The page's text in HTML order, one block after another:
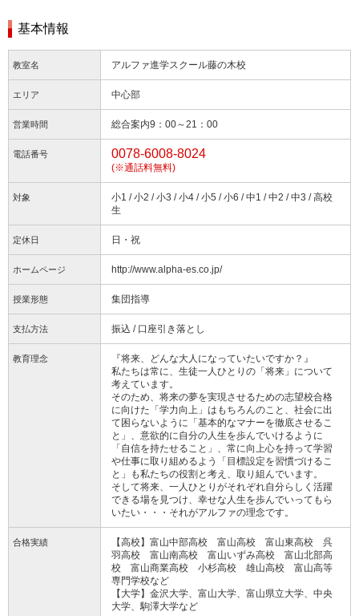
基本情報
教室名 アルファ進学スクール藤の木校
エリア 中心部
営業時間 総合案内9：00～21：00
電話番号 0078-6008-8024
(※通話料無料)
対象
小1 / 小2 / 小3 / 小4 / 小5 / 小6 / 中1 / 中2 / 中3 / 高校
生
定休日 日・祝
ホームページ http://www.alpha-es.co.jp/
授業形態 集団指導
支払方法 振込 / 口座引き落とし
教育理念
『将来、どんな大人になっていたいですか？』
私たちは常に、生徒一人ひとりの「将来」について
考えています。
そのため、将来の夢を実現させるための志望校合格
に向けた「学力向上」はもちろんのこと、社会に出
て困らないように「基本的なマナーを徹底させるこ
と」、意欲的に自分の人生を歩んでいけるように
「自信を持たせること」、常に向上心を持って学習
や仕事に取り組めるよう「目標設定を習慣づけるこ
と」も私たちの役割と考え、取り組んでいます。
そして将来、一人ひとりがそれぞれ自分らしく活躍
できる場を見つけ、幸せな人生を歩んでいってもら
いたい・・・それがアルファの理念です。
合格実績
【高校】富山中部高校 富山高校 富山東高校 呉
羽高校 富山南高校 富山いずみ高校 富山北部高
校 富山商業高校 小杉高校 雄山高校 富山高等
専門学校など
【大学】金沢大学、富山大学、富山県立大学、中央
大学、駒澤大学など